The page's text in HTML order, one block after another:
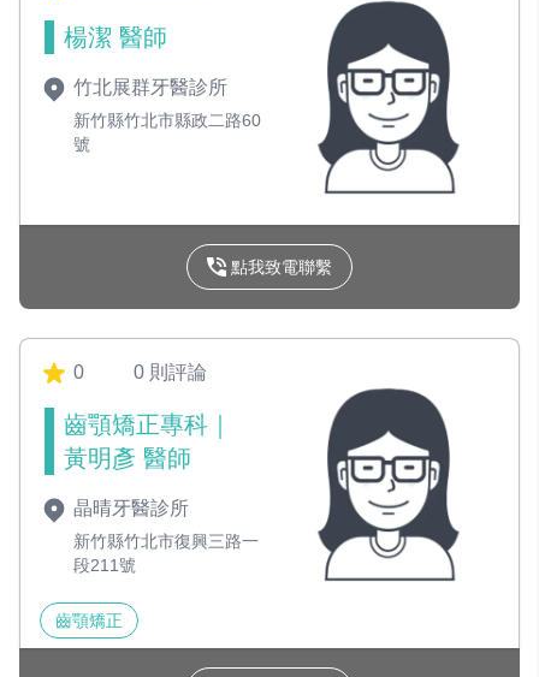
楊潔 醫師
竹北展群牙醫診所
新竹縣竹北市縣政二路60
號
點我致電聯繫
0 0 則評論
齒顎矯正專科｜
黃明彥 醫師
晶晴牙醫診所
新竹縣竹北市復興三路一
段211號
齒顎矯正